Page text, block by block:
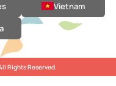
Vietnam
Rights Reserved.